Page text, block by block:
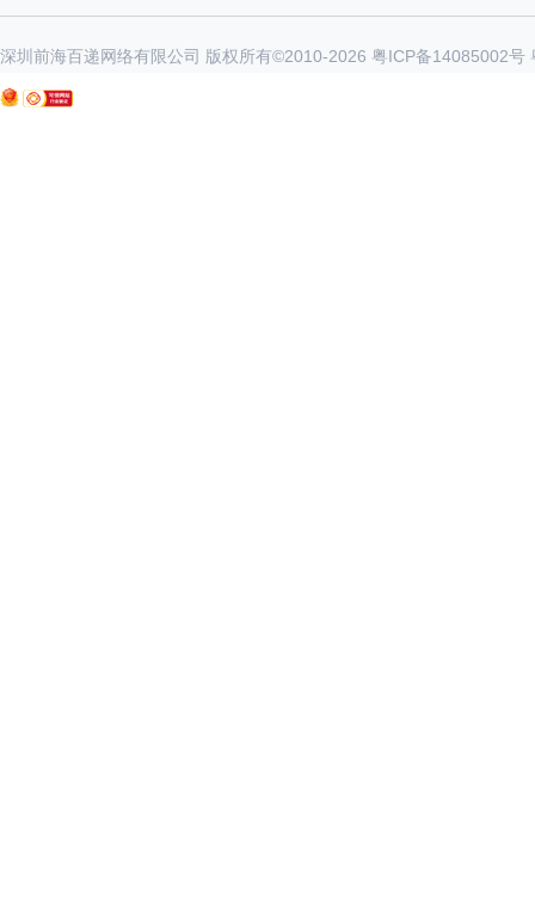
深圳前海百递网络有限公司 版权所有©2010-2026 粤ICP备14085002号